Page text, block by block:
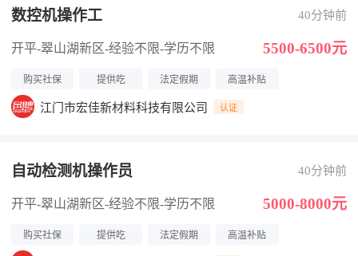
数控机操作工 40分钟前
开平-翠山湖新区-经验不限-学历不限 5500-6500元
购买社保 提供吃 法定假期 高温补贴
江门市宏佳新材料科技有限公司 认证
自动检测机操作员 40分钟前
开平-翠山湖新区-经验不限-学历不限 5000-8000元
购买社保 提供吃 法定假期 高温补贴